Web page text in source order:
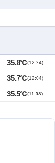
35.8℃(12:24)
35.7℃(12:04)
35.5℃(11:53)